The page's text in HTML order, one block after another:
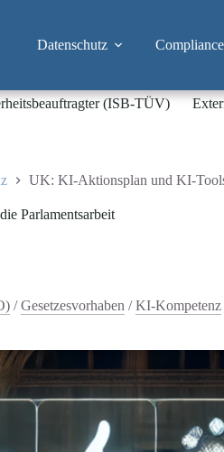
Datenschutz
(ISB-TÜV)
UK: KI-Aktionsplan und KI-
Parlamentsarbeit
/Gesetzesvorhaben /KI-Kompetenz